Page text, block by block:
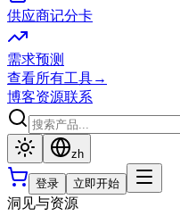
供应商记分卡
需求预测
查看所有工具→
博客资源联系
zh
登录 立即开始
洞见与资源